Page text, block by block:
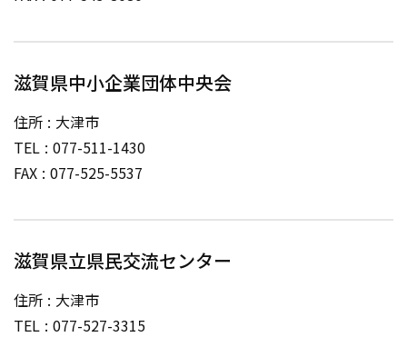
滋賀県中小企業団体中央会
住所
大津市
TEL 077-511-1430
FAX 077-525-5537
滋賀県立県民交流センター
住所
大津市
TEL 077-527-3315